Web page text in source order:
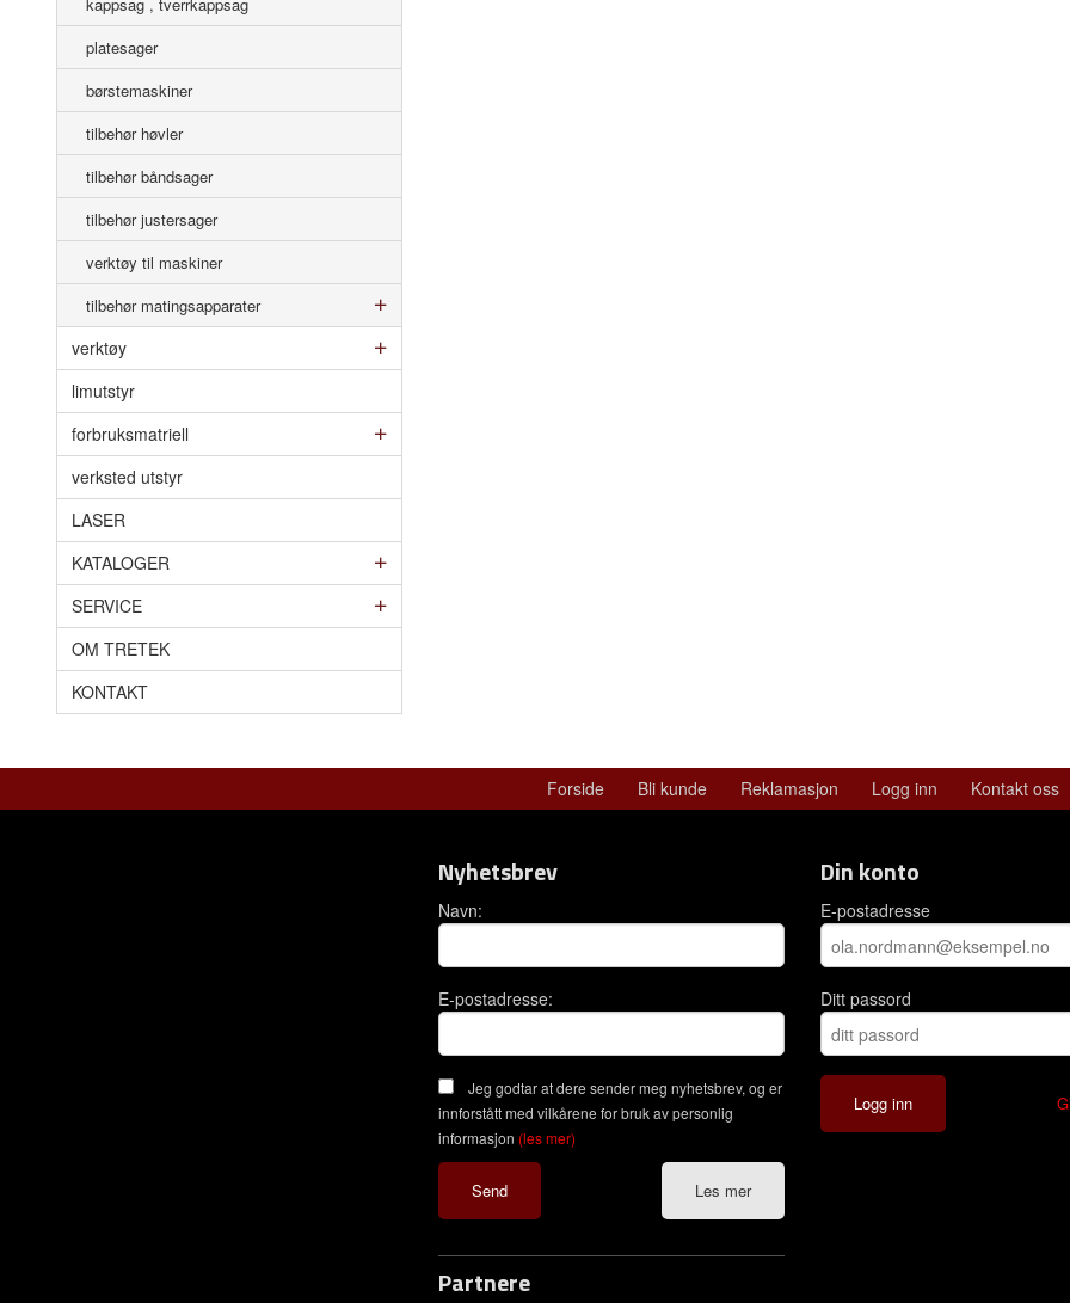
platesager
børstemaskiner
tilbehør høvler
tilbehør båndsager
tilbehør justersager
verktøy til maskiner
tilbehør matingsapparater
verktøy
limutstyr
forbruksmatriell
verksted utstyr
LASER
KATALOGER
SERVICE
OM TRETEK
KONTAKT
Forside Bli kunde Reklamasjon Logg inn Kontakt oss
Nyhetsbrev
Navn:
E-postadresse:
Jeg godtar at dere sender meg nyhetsbrev, og er
innforstått med vilkårene for bruk av personlig
informasjon (les mer)
Les mer
Partnere
Din konto
E-postadresse
Ditt passord